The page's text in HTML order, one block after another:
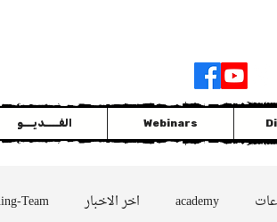
الفــــديـــو Webinars
academy اخر الاخبار Team